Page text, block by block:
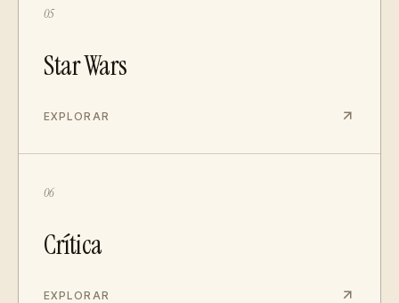
05
Star Wars
EXPLORAR
06
Crítica
EXPLORAR